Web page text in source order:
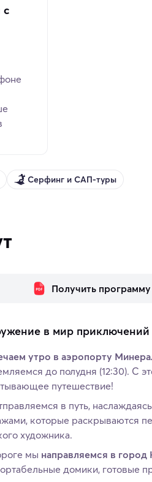
с
Серфинг и САП-туры
Получить программу
в мир приключений
утро в аэропорту
до полудня (12:30). С
путешествие!
в путь,
которые раскрываются
художника.
мы направляемся в город
домики, готовые